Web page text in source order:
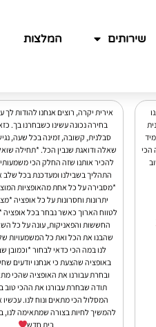
שירותים המלצות
הכי
אירית יקרה, רוצים אנחנו להודות לך
בחירה נכונה עשינו כשבחרנו בך.
סבלנית, קשובה, זמינה בכל שעה,
שאלה ודואגת שנבין הכל. *תחילה
להכיר אותנו שזה החלק הכי
התהליך בשבילנו ומעדכנת בכל שלב
*מסבירה על כל אחת מהאופציות
יתרונות וחסרונות על כל אופציה
לטווח הארוך כאשר נבחר בכל אופציה
החששות והפאניקות, עונה על כל
שהבנו את הכל ואת כל המשמעויות
לנו במה הכי כדאי לבחור *וכמובן
באופציה שהצעת כי אנחנו יודעים
ובחרת עבורנו את האופציה שהכי
תודה שבחרת עבורנו את ההכי טוב
המסלול הכי מתאים ונוח לנו. עכשיו
להמשיך לחיות בצורה שמתאימה
בית חדש